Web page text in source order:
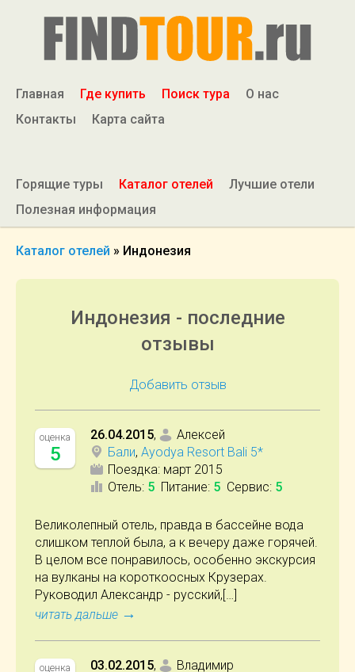
Главная Где купить Поиск тура
О нас
Контакты
Карта сайта
Горящие туры Каталог отелей
Лучшие отели
Полезная информация
Каталог отелей » Индонезия
Индонезия - последние
отзывы
Добавить отзыв
оценка
5
26.04.2015,
Алексей
Бали, Ayodya Resort Bali 5*
Поездка: март 2015
Отель: 5 Питание: 5 Сервис: 5
Великолепный отель, правда в бассейне вода
слишком теплой была, а к вечеру даже горячей.
В целом все понравилось, особенно экскурсия
на вулканы на короткоосных Крузерах.
Руководил Александр - русский,[…]
читать дальше →
оценка 03.02.2015,
Владимир